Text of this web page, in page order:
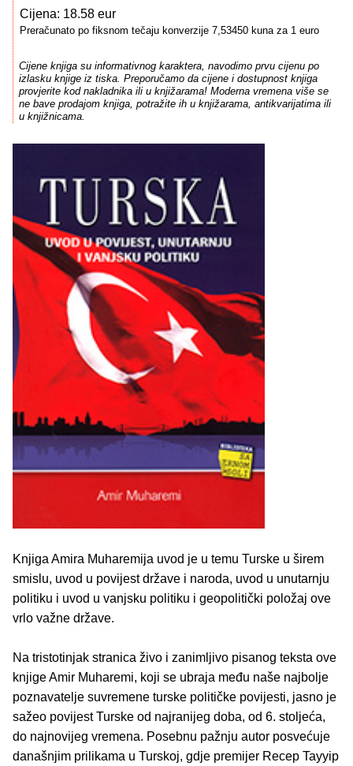
Cijena: 18.58 eur
Preračunato po fiksnom tečaju konverzije 7,53450 kuna za 1 euro
Cijene knjiga su informativnog karaktera, navodimo prvu cijenu po
izlasku knjige iz tiska. Preporučamo da cijene i dostupnost knjiga
provjerite kod nakladnika ili u knjižarama! Moderna vremena više se
ne bave prodajom knjiga, potražite ih u knjižarama, antikvarijatima ili
u knjižnicama.
Knjiga Amira Muharemija uvod je u temu Turske u širem
smislu, uvod u povijest države i naroda, uvod u unutarnju
politiku i uvod u vanjsku politiku i geopolitički položaj ove
vrlo važne države.
Na tristotinjak stranica živo i zanimljivo pisanog teksta ove
knjige Amir Muharemi, koji se ubraja među naše najbolje
poznavatelje suvremene turske političke povijesti, jasno je
sažeo povijest Turske od najranijeg doba, od 6. stoljeća,
do najnovijeg vremena. Posebnu pažnju autor posvećuje
današnjim prilikama u Turskoj, gdje premijer Recep Tayyip